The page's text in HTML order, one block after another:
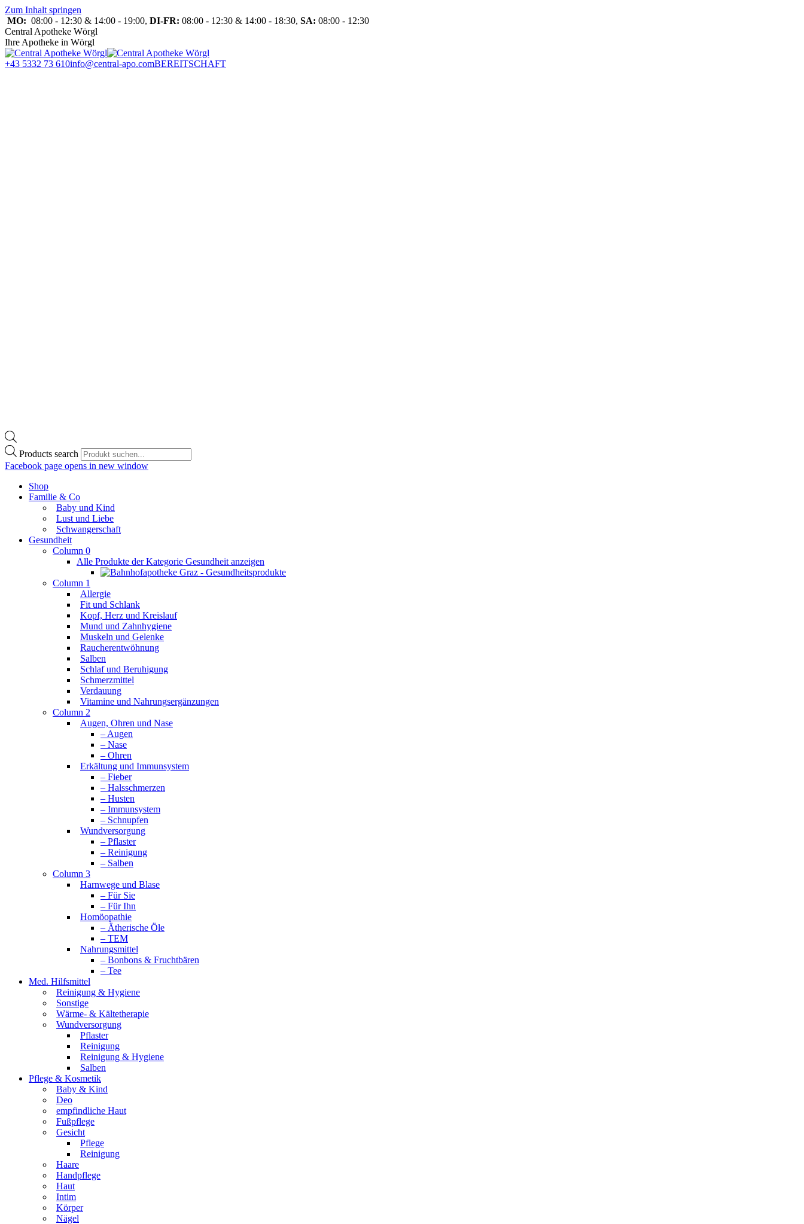
Zum Inhalt springen
MO: 08:00 - 12:30 & 14:00 - 19:00, DI-FR: 08:00 - 12:30 & 14:00 - 18:30, SA: 08:00 - 12:30
Central Apotheke Wörgl
Ihre Apotheke in Wörgl
+43 5332 73 610info@central-apo.comBEREITSCHAFT
Products search
Facebook page opens in new window
Shop
Familie & Co
Baby und Kind
Lust und Liebe
Schwangerschaft
Gesundheit
Column 0
Alle Produkte der Kategorie Gesundheit anzeigen
Column 1
Allergie
Fit und Schlank
Kopf, Herz und Kreislauf
Mund und Zahnhygiene
Muskeln und Gelenke
Raucherentwöhnung
Salben
Schlaf und Beruhigung
Schmerzmittel
Verdauung
Vitamine und Nahrungsergänzungen
Column 2
Augen, Ohren und Nase
– Augen
– Nase
– Ohren
Erkältung und Immunsystem
– Fieber
– Halsschmerzen
– Husten
– Immunsystem
– Schnupfen
Wundversorgung
– Pflaster
– Reinigung
– Salben
Column 3
Harnwege und Blase
– Für Sie
– Für Ihn
Homöopathie
– Ätherische Öle
– TEM
Nahrungsmittel
– Bonbons & Fruchtbären
– Tee
Med. Hilfsmittel
Reinigung & Hygiene
Sonstige
Wärme- & Kältetherapie
Wundversorgung
Pflaster
Reinigung
Reinigung & Hygiene
Salben
Pflege & Kosmetik
Baby & Kind
Deo
empfindliche Haut
Fußpflege
Gesicht
Pflege
Reinigung
Haare
Handpflege
Haut
Intim
Körper
Nägel